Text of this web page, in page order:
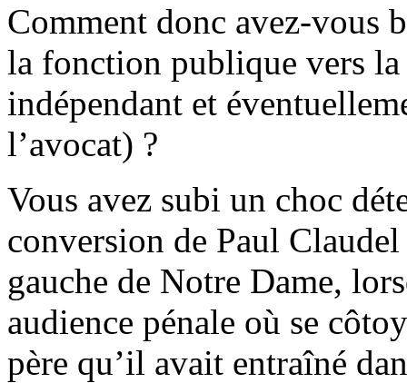
Comment donc avez-vous
la fonction publique vers
indépendant et
l’avocat) ?
Vous avez subi un choc
conversion de Paul
gauche de Notre Dame,
audience pénale où se
père qu’il avait entraîné